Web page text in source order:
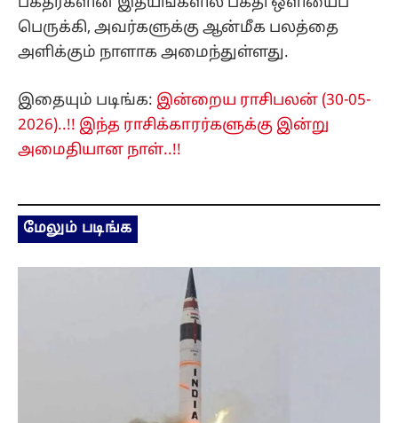
பெருக்கி, அவர்களுக்கு ஆன்மீக பலத்தை
அளிக்கும் நாளாக அமைந்துள்ளது.
இதையும் படிங்க: இன்றைய ராசிபலன் (30-05-
2026)..!! இந்த ராசிக்காரர்களுக்கு இன்று
அமைதியான நாள்..!!
மேலும் படிங்க